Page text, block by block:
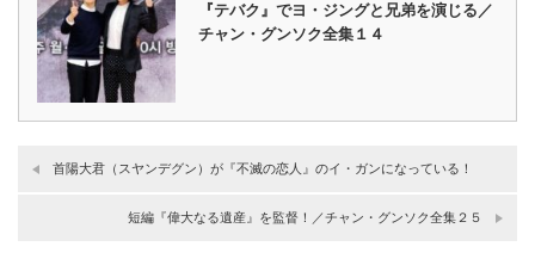
『テバク』でヨ・ジングと兄弟を演じる／
チャン・グンソク全集１４
首陽大君（スヤンデグン）が『不滅の恋人』のイ・ガンになっている！
短編『偉大なる遺産』を監督！／チャン・グンソク全集２５